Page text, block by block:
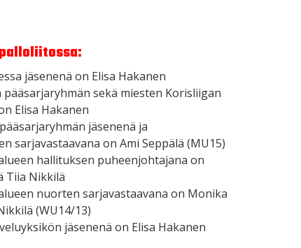
jäsenenä on Elisa Hakanen
sekä miesten Korisliigan
Elisa Hakanen
jäsenenä ja
sarjavastaavana on Ami Seppälä (MU15)
hallituksen puheenjohtajana on
Tiia Nikkilä
nuorten sarjavastaavana on Monika
(WU14/13)
jäsenenä on Elisa Hakanen